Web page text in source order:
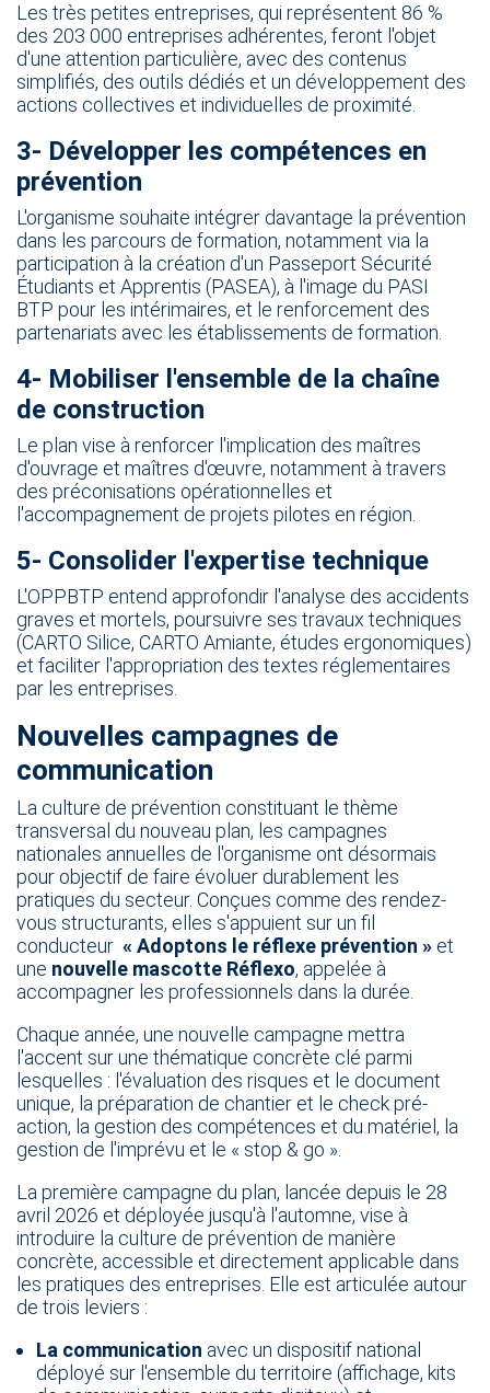
Les très petites entreprises, qui représentent 86 %
des 203 000 entreprises adhérentes, feront l'objet
d'une attention particulière, avec des contenus
simplifiés, des outils dédiés et un développement des
actions collectives et individuelles de proximité.​​​
​3- Développer les compétences en
prévention
​L'organisme souhaite intégrer davantage la prévention
dans les parcours de formation, notamment via la
participation à la création d'un Passeport Sécurité
Étudiants et Apprentis (PASEA), à l'image du PASI
BTP pour les intérimaires, et le renforcement des
partenariats avec les établissements de formation.
4- Mobiliser l'ensemble de la chaîne
de construction​​​
Le plan vise à renforcer l'implication des maîtres
d'ouvrage et maîtres d'œuvre, notamment à travers
des préconisations opérationnelles et
l'accompagnement de projets pilotes en région.​​
5- Consolider l'expertise technique​​
L'OPPBTP entend approfondir l'analyse des accidents
graves et mortels, poursuivre ses travaux techniques
(CARTO Silice, CARTO Amiante, études ergonomiques)
et faciliter l'appropriation des textes réglementaires
par les entreprises.​​
Nouvelles campagnes de
communication​​
​La culture de prévention constituant le thème
transversal du nouveau plan, les campagnes
nationales annuelles de l'organisme​ ont désormais
pour objectif de faire évoluer durablement les
pratiques du secteur. Conçues comme des rendez-
vous structurants, elles s'appuient sur un fil
conducteur « Adoptons le réflexe prévention » et
une nouvelle mascotte Réflexo, appelée à
accompagner les​ professionnels dans la durée.
Chaque année, une nouvelle campagne mettra
l'accent sur une thématique concrète clé parmi
lesquelles : l'évaluation des risques et le document
unique, la préparation de chantier et le check pré-
action, la gestion des compétences et du matériel, la
gestion de l'imprévu et le « stop & go ».
La première campagne du plan, lancée depuis le 28
avril 2026 et déployée jusqu'à l'automne, vise à
introduire la culture de prévention de manière
concrète, accessible et directement applicable dans
les pratiques des entreprises. Elle est articulée autour
de trois leviers :​​​
​La communication avec un dispositif national
déployé sur l'ensemble du territoire (affichage, kits